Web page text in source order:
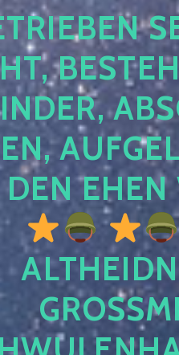
BESTEHT
EHEN